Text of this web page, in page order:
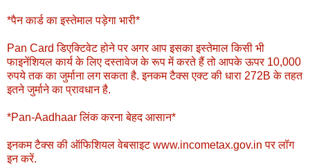
*पैन कार्ड का इस्तेमाल पड़ेगा भारी*
Pan Card डिएक्टिवेट होने पर अगर आप इसका इस्तेमाल किसी भी
फाइनेंशियल कार्य के लिए दस्तावेज के रूप में करते हैं तो आपके ऊपर 10,000
रुपये तक का जुर्माना लग सकता है. इनकम टैक्स एक्ट की धारा 272B के तहत
इतने जुर्माने का प्रावधान है.
*Pan-Aadhaar लिंक करना बेहद आसान*
इनकम टैक्स की ऑफिशियल वेबसाइट www.incometax.gov.in पर लॉग
इन करें.